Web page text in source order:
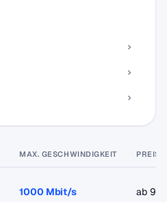
MAX. GESCHWINDIGKEIT PREIS
1000 Mbit/s ab